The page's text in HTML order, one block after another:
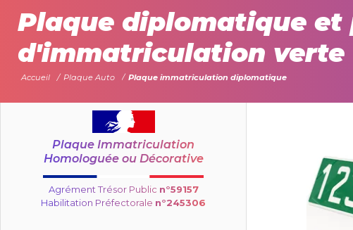
Plaque diplomatique et
d'immatriculation verte
Accueil Plaque Auto Plaque immatriculation diplomatique
Plaque Immatriculation
Homologuée ou Décorative
Agrément Trésor Public n°59157
Habilitation Préfectorale n°245306